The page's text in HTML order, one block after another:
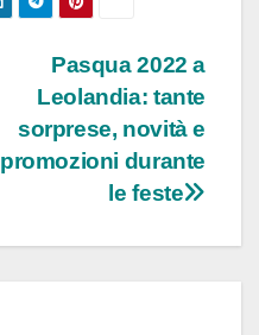
Pasqua 2022 a
Leolandia: tante
sorprese, novità e
promozioni durante
le feste